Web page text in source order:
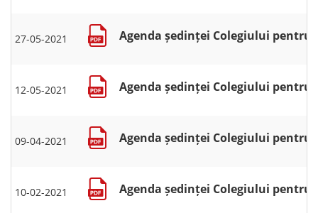
27-05-2021 Agenda ședinței Colegiului pentru
12-05-2021 Agenda ședinței Colegiului pentru
09-04-2021 Agenda ședinței Colegiului pentru
10-02-2021 Agenda ședinței Colegiului pentru